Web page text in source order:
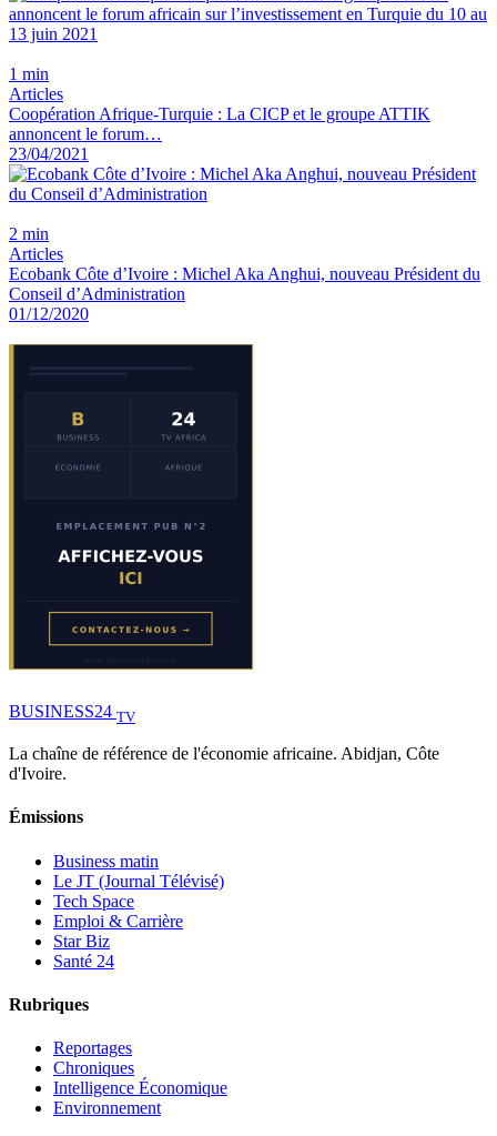
1 min
Articles
Coopération Afrique-Turquie : La CICP et le groupe ATTIK
annoncent le forum…
23/04/2021
2 min
Articles
Ecobank Côte d’Ivoire : Michel Aka Anghui, nouveau Président du
Conseil d’Administration
01/12/2020
BUSINESS24 TV
La chaîne de référence de l'économie africaine. Abidjan, Côte
d'Ivoire.
Émissions
Business matin
Le JT (Journal Télévisé)
Tech Space
Emploi & Carrière
Star Biz
Santé 24
Rubriques
Reportages
Chroniques
Intelligence Économique
Environnement